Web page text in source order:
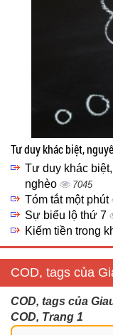
Tư duy khác biệt,
Tư duy khác
nghèo
7045
Tóm tắt một phút
Sự biểu lộ thứ 7
Kiếm tiền trong
COD, tags của
COD, tags của
COD, Trang 1